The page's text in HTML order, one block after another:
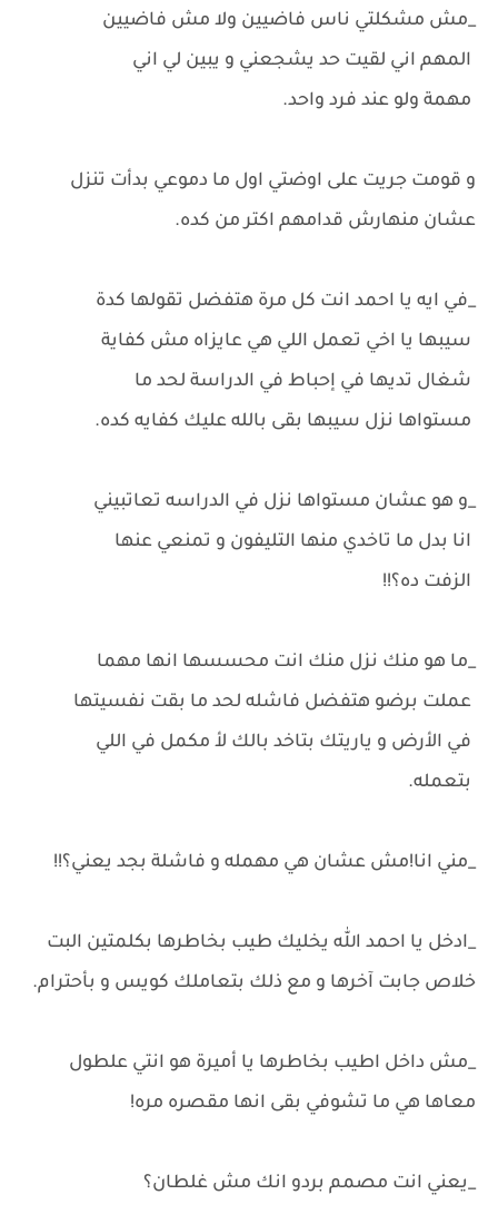
_مش مشكلتي ناس فاضيين ولا مش فاضيين
المهم اني لقيت حد يشجعني و يبين لي اني
مهمة ولو عند فرد واحد.
و قومت جريت على اوضتي اول ما دموعي بدأت تنزل
عشان منهارش قدامهم اكتر من كده.
_في ايه يا احمد انت كل مرة هتفضل تقولها كدة
سيبها يا اخي تعمل اللي هي عايزاه مش كفاية
شغال تديها في إحباط في الدراسة لحد ما
مستواها نزل سيبها بقى بالله عليك كفايه كده.
_و هو عشان مستواها نزل في الدراسه تعاتبيني
انا بدل ما تاخدي منها التليفون و تمنعي عنها
الزفت ده؟!!
_ما هو منك نزل منك انت محسسها انها مهما
عملت برضو هتفضل فاشله لحد ما بقت نفسيتها
في الأرض و ياريتك بتاخد بالك لأ مكمل في اللي
بتعمله.
_مني انا!مش عشان هي مهمله و فاشلة بجد يعني؟!!
_ادخل يا احمد الله يخليك طيب بخاطرها بكلمتين البت
خلاص جابت آخرها و مع ذلك بتعاملك كويس و بأحترام.
_مش داخل اطيب بخاطرها يا أميرة هو انتي علطول
معاها هي ما تشوفي بقى انها مقصره مره!
_يعني انت مصمم بردو انك مش غلطان؟